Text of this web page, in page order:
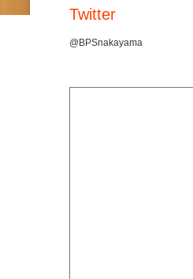
Twitter
@BPSnakayama